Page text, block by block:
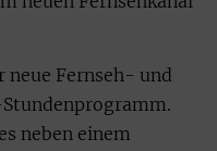
neue Fernseh- und
neben einem